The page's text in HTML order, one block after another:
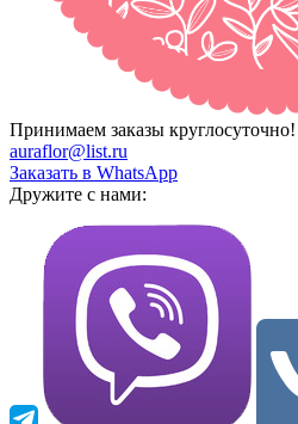
Принимаем заказы круглосуточно!
auraflor@list.ru
Заказать в WhatsApp
Дружите с нами: